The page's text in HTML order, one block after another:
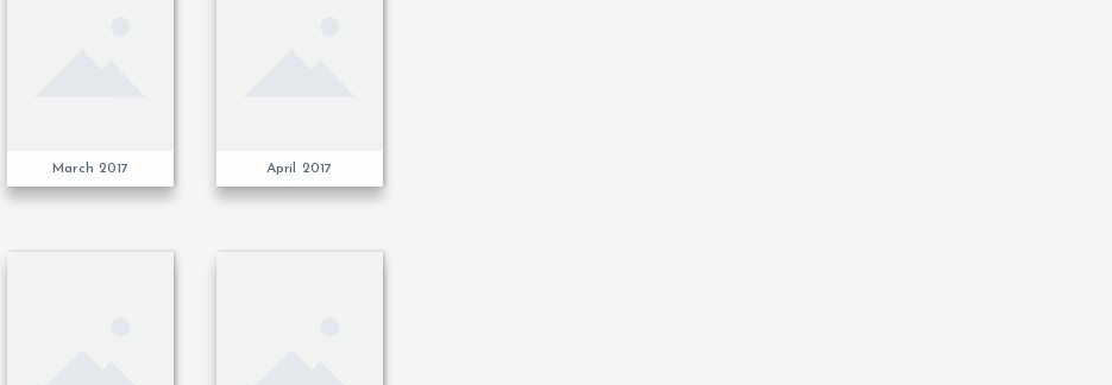
March 2017 April 2017